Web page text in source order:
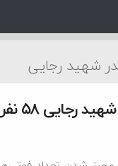
شهید رجایی
۵۸ نفر اعلام شد